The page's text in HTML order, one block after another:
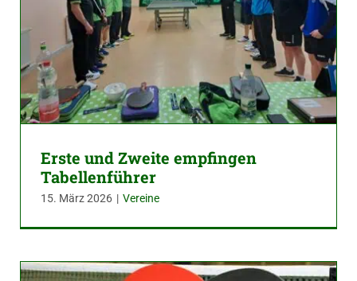
Erste und Zweite empfingen
Tabellenführer
15. März 2026 | Vereine